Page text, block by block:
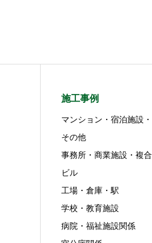
施工事例
マンション・宿泊施設・
その他
事務所・商業施設・複合
ビル
工場・倉庫・駅
学校・教育施設
病院・福祉施設関係